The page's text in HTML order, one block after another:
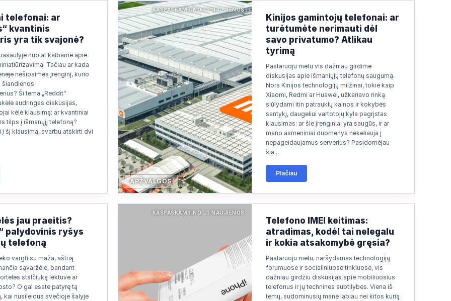
telefonai: ar
kvantinis
yra tik svajonė?
nuolat kalbame apie
Tačiau ar kada
nešiosimės įrenginį, kurio
šiandienos
Ši tema „Reddit“
audringas diskusijas,
kėlė klausimą: ar kvantiniai
tilps į išmanųjį telefoną?
į šį klausimą, svarbu atskirti dvi
KASPASKAMBINO.LT NAUJIENOS
APŽVALGOS
Kinijos gamintojų telefonai: ar
turėtumėte nerimauti dėl
savo privatumo? Atlikau
tyrimą
Pastaruoju metu vis dažniau girdime
diskusijas apie išmaniųjų telefonų saugumą.
Nors Kinijos technologijų milžinai, tokie kaip
Xiaomi, Redmi ar Huawei, užkariavo rinką
siūlydami itin patrauklų kainos ir kokybės
santykį, daugeliui vartotojų kyla pagrįstas
klausimas: ar šie įrenginiai yra saugūs, ir ar
mano asmeniniai duomenys nekeliauja į
nepageidaujamus serverius? Pasidomėjau
šia...
Plačiau
jau praeitis?
palydovinis ryšys
telefoną
vargti su maža, aštrią
sąvaržėle, bandant
stalčiuką lėktuve ar
O gal esate patyrę tą
kai nusileidus svečioje šalyje
KASPASKAMBINO.LT NAUJIENOS
Telefono IMEI keitimas:
atradimas, kodėl tai nelegalu
ir kokia atsakomybė gręsia?
Pastaruoju metu, naršydamas technologijų
forumuose ir socialiniuose tinkluose, vis
dažniau girdžiu diskusijas apie mobiliuosius
telefonus ir jų technines subtilybes. Viena iš
temų, sudominusių mane labiau nei kitos kurią